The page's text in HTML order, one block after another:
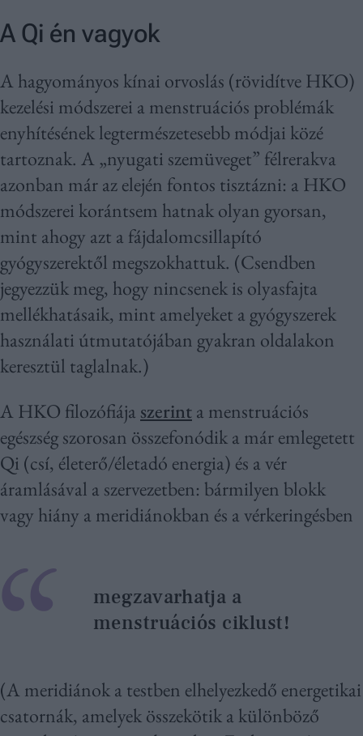
A Qi én vagyok
A hagyományos kínai orvoslás (rövidítve HKO)
kezelési módszerei a menstruációs problémák
enyhítésének legtermészetesebb módjai közé
tartoznak. A „nyugati szemüveget” félrerakva
azonban már az elején fontos tisztázni: a HKO
módszerei korántsem hatnak olyan gyorsan,
mint ahogy azt a fájdalomcsillapító
gyógyszerektől megszokhattuk. (Csendben
jegyezzük meg, hogy nincsenek is olyasfajta
mellékhatásaik, mint amelyeket a gyógyszerek
használati útmutatójában gyakran oldalakon
keresztül taglalnak.)
A HKO filozófiája szerinta menstruációs
egészség szorosan összefonódik a már emlegetett
Qi (csí, életerő/életadó energia) és a vér
áramlásával a szervezetben: bármilyen blokk
vagy hiány a meridiánokban és a vérkeringésben
megzavarhatja a
menstruációs ciklust!
(A meridiánok a testben elhelyezkedő energetikai
csatornák, amelyek összekötik a különböző